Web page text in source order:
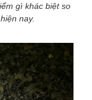
gì khác biệt so
nay.